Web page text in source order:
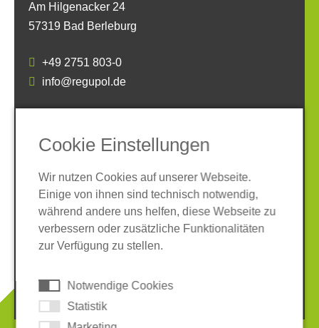
Am Hilgenacker 24
57319 Bad Berleburg
+49 2751 803-0
info@regupol.de
SOCIAL MEDIA
© 2026 REGUPOL Germany GmbH & Co. KG
Cookie Einstellungen
Wir nutzen Cookies auf unserer Webseite.
Einige von ihnen sind technisch notwendig,
während andere uns helfen, diese Webseite zu
verbessern oder zusätzliche Funktionalitäten
zur Verfügung zu stellen.
Notwendige Cookies
Statistik